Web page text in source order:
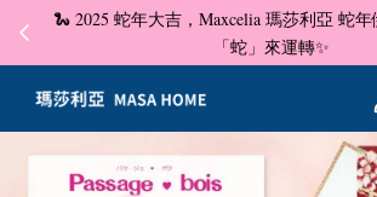
🐍 2025 蛇年大吉，Maxcelia 瑪莎利亞 蛇
「蛇」來運轉✨
您的購物車目前還是